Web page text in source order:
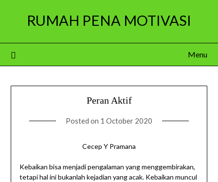
RUMAH PENA MOTIVASI
Menu
Peran Aktif
Posted on 1 October 2020
Cecep Y Pramana
Kebaikan bisa menjadi pengalaman yang menggembirakan,
tetapi hal ini bukanlah kejadian yang acak. Kebaikan muncul